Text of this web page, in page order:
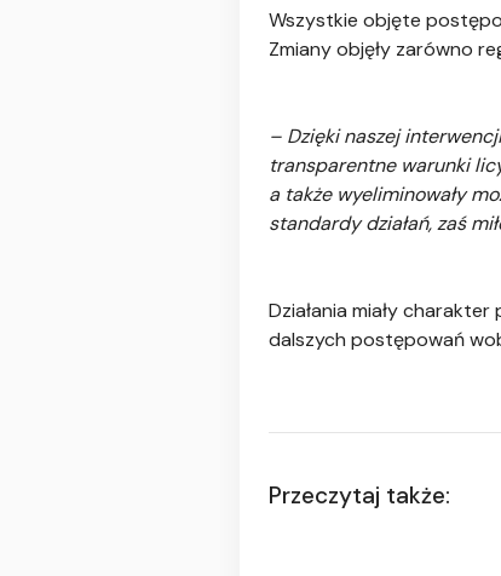
Wszystkie objęte
Zmiany objęły zarówno
– Dzięki naszej
transparentne warunki
a także wyeliminowały
standardy działań, zaś
Działania miały
dalszych postępowań
Przeczytaj także: